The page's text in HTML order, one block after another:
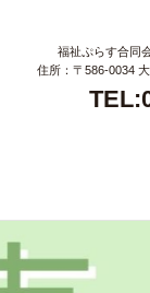
福祉ぷらす合同
住所：〒586-0034